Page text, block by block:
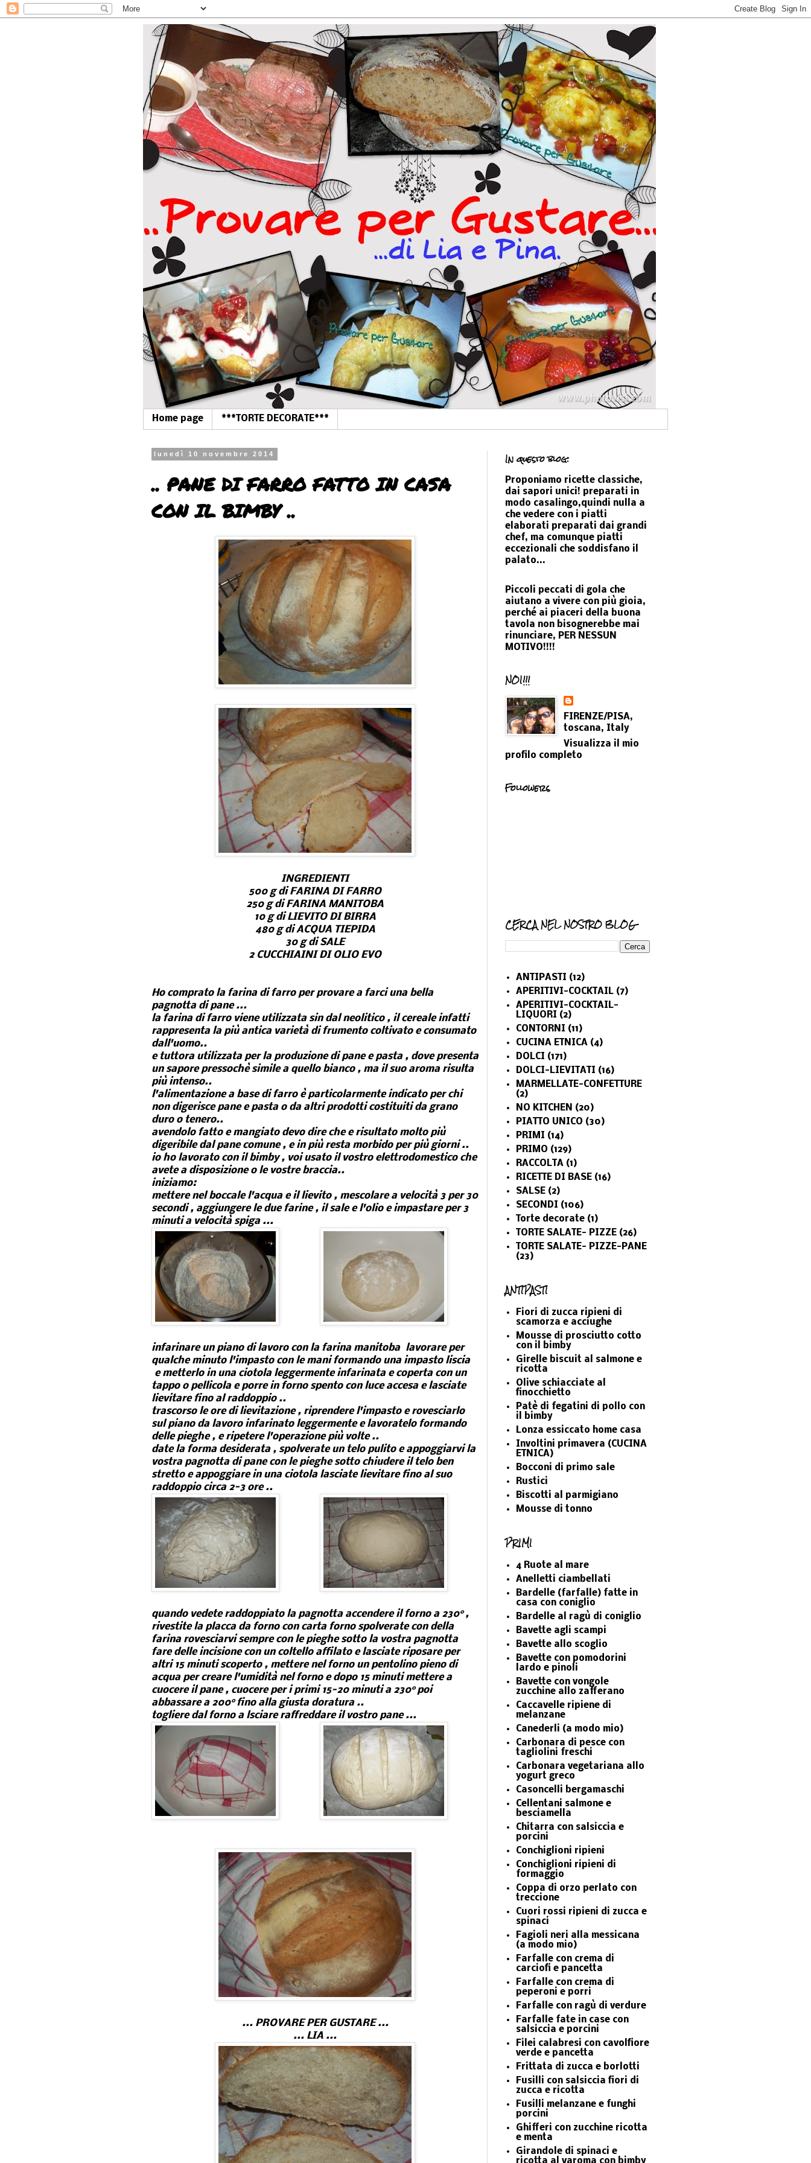
Home page ***TORTE DECORATE***
lunedì 10 novembre 2014
.. PANE DI FARRO FATTO IN CASA
CON IL BIMBY ..
INGREDIENTI
500 g di FARINA DI FARRO
250 g di FARINA MANITOBA
10 g di LIEVITO DI BIRRA
480 g di ACQUA TIEPIDA
30 g di SALE
2 CUCCHIAINI DI OLIO EVO
Ho comprato la farina di farro per provare a farci una bella
pagnotta di pane ...
la farina di farro viene utilizzata sin dal neolitico , il cereale infatti
rappresenta la più antica varietà di frumento coltivato e consumato
dall'uomo..
e tuttora utilizzata per la produzione di pane e pasta , dove presenta
un sapore pressochè simile a quello bianco , ma il suo aroma risulta
più intenso..
l'alimentazione a base di farro è particolarmente indicato per chi
non digerisce pane e pasta o da altri prodotti costituiti da grano
duro o tenero..
avendolo fatto e mangiato devo dire che e risultato molto più
digeribile dal pane comune , e in più resta morbido per più giorni ..
io ho lavorato con il bimby , voi usato il vostro elettrodomestico che
avete a disposizione o le vostre braccia..
iniziamo:
mettere nel boccale l'acqua e il lievito , mescolare a velocità 3 per 30
secondi , aggiungere le due farine , il sale e l'olio e impastare per 3
minuti a velocità spiga ...
infarinare un piano di lavoro con la farina manitoba lavorare per
qualche minuto l'impasto con le mani formando una impasto liscia
e metterlo in una ciotola leggermente infarinata e coperta con un
tappo o pellicola e porre in forno spento con luce accesa e lasciate
lievitare fino al raddoppio ..
trascorso le ore di lievitazione , riprendere l'impasto e rovesciarlo
sul piano da lavoro infarinato leggermente e lavoratelo formando
delle pieghe , e ripetere l'operazione più volte ..
date la forma desiderata , spolverate un telo pulito e appoggiarvi la
vostra pagnotta di pane con le pieghe sotto chiudere il telo ben
stretto e appoggiare in una ciotola lasciate lievitare fino al suo
raddoppio circa 2-3 ore ..
quando vedete raddoppiato la pagnotta accendere il forno a 230° ,
rivestite la placca da forno con carta forno spolverate con della
farina rovesciarvi sempre con le pieghe sotto la vostra pagnotta
fare delle incisione con un coltello affilato e lasciate riposare per
altri 15 minuti scoperto , mettere nel forno un pentolino pieno di
acqua per creare l'umidità nel forno e dopo 15 minuti mettere a
cuocere il pane , cuocere per i primi 15-20 minuti a 230° poi
abbassare a 200° fino alla giusta doratura ..
togliere dal forno a lsciare raffreddare il vostro pane ...
... PROVARE PER GUSTARE ...
... LIA ...
In questo blog:
Proponiamo ricette classiche,
dai sapori unici! preparati in
modo casalingo,quindi nulla a
che vedere con i piatti
elaborati preparati dai grandi
chef, ma comunque piatti
eccezionali che soddisfano il
palato...
Piccoli peccati di gola che
aiutano a vivere con più gioia,
perché ai piaceri della buona
tavola non bisognerebbe mai
rinunciare, PER NESSUN
MOTIVO!!!!
NOI!!!
FIRENZE/PISA,
toscana, Italy
Visualizza il mio
profilo completo
Followers
CERCA NEL NOSTRO BLOG
ANTIPASTI (12)
APERITIVI-COCKTAIL (7)
APERITIVI-COCKTAIL-
LIQUORI (2)
CONTORNI (11)
CUCINA ETNICA (4)
DOLCI (171)
DOLCI-LIEVITATI (16)
MARMELLATE-CONFETTURE
(2)
NO KITCHEN (20)
PIATTO UNICO (30)
PRIMI (14)
PRIMO (129)
RACCOLTA (1)
RICETTE DI BASE (16)
SALSE (2)
SECONDI (106)
Torte decorate (1)
TORTE SALATE- PIZZE (26)
TORTE SALATE- PIZZE-PANE
(23)
ANTIPASTI
Fiori di zucca ripieni di
scamorza e acciughe
Mousse di prosciutto cotto
con il bimby
Girelle biscuit al salmone e
ricotta
Olive schiacciate al
finocchietto
Patè di fegatini di pollo con
il bimby
Lonza essiccato home casa
Involtini primavera (CUCINA
ETNICA)
Bocconi di primo sale
Rustici
Biscotti al parmigiano
Mousse di tonno
PRIMI
4 Ruote al mare
Anelletti ciambellati
Bardelle (farfalle) fatte in
casa con coniglio
Bardelle al ragù di coniglio
Bavette agli scampi
Bavette allo scoglio
Bavette con pomodorini
lardo e pinoli
Bavette con vongole
zucchine allo zafferano
Caccavelle ripiene di
melanzane
Canederli (a modo mio)
Carbonara di pesce con
tagliolini freschi
Carbonara vegetariana allo
yogurt greco
Casoncelli bergamaschi
Cellentani salmone e
besciamella
Chitarra con salsiccia e
porcini
Conchiglioni ripieni
Conchiglioni ripieni di
formaggio
Coppa di orzo perlato con
treccione
Cuori rossi ripieni di zucca e
spinaci
Fagioli neri alla messicana
(a modo mio)
Farfalle con crema di
carciofi e pancetta
Farfalle con crema di
peperoni e porri
Farfalle con ragù di verdure
Farfalle fate in case con
salsiccia e porcini
Filei calabresi con cavolfiore
verde e pancetta
Frittata di zucca e borlotti
Fusilli con salsiccia fiori di
zucca e ricotta
Fusilli melanzane e funghi
porcini
Ghifferi con zucchine ricotta
e menta
Girandole di spinaci e